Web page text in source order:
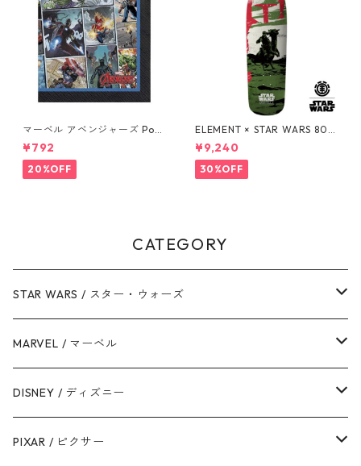
マーベル アベンジャーズ Pow
ers Unite 16pcペーパーナプ
キン MARVEL 紙ナプキン Ave
ngers
¥792
20%OFF
ELEMENT × STAR WARS 80S
BOBA FETT SKATEBOARD D
ECK ボバ・フェット スケート
ボードデッキ エレメント スタ
ー・ウォーズ
¥9,240
30%OFF
CATEGORY
STAR WARS / スター・ウォーズ
ダース・ベイダー
ストームトルーパー
ハン・ソロ
MARVEL / マーベル
マーベルコミック
アベンジャーズ
DISNEY / ディズニー
ディズニーフレンズ
PIXAR / ピクサー